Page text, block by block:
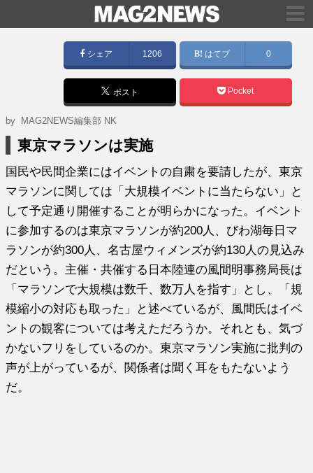
シェア 1206 はてブ 0
ポスト Pocket
by MAG2NEWS編集部 NK
東京マラソンは実施
国民や民間企業にはイベントの自粛を要請したが、東京
マラソンに関しては「大規模イベントに当たらない」と
して予定通り開催することが明らかになった。イベント
に参加するのは東京マラソンが約200人、びわ湖毎日マ
ラソンが約300人、名古屋ウィメンズが約130人の見込み
だという。主催・共催する日本陸連の風間明事務局長は
「マラソンで大規模は数千、数万人を指す」とし、「規
模縮小の対応も取った」と述べているが、風間氏はイベ
ントの観客については考えただろうか。それとも、気づ
かないフリをしているのか。東京マラソン実施に批判の
声が上がっているが、関係者は聞く耳をもたないよう
だ。